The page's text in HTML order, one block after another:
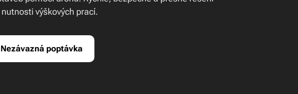
výškových prací.
Nezávazná poptávka